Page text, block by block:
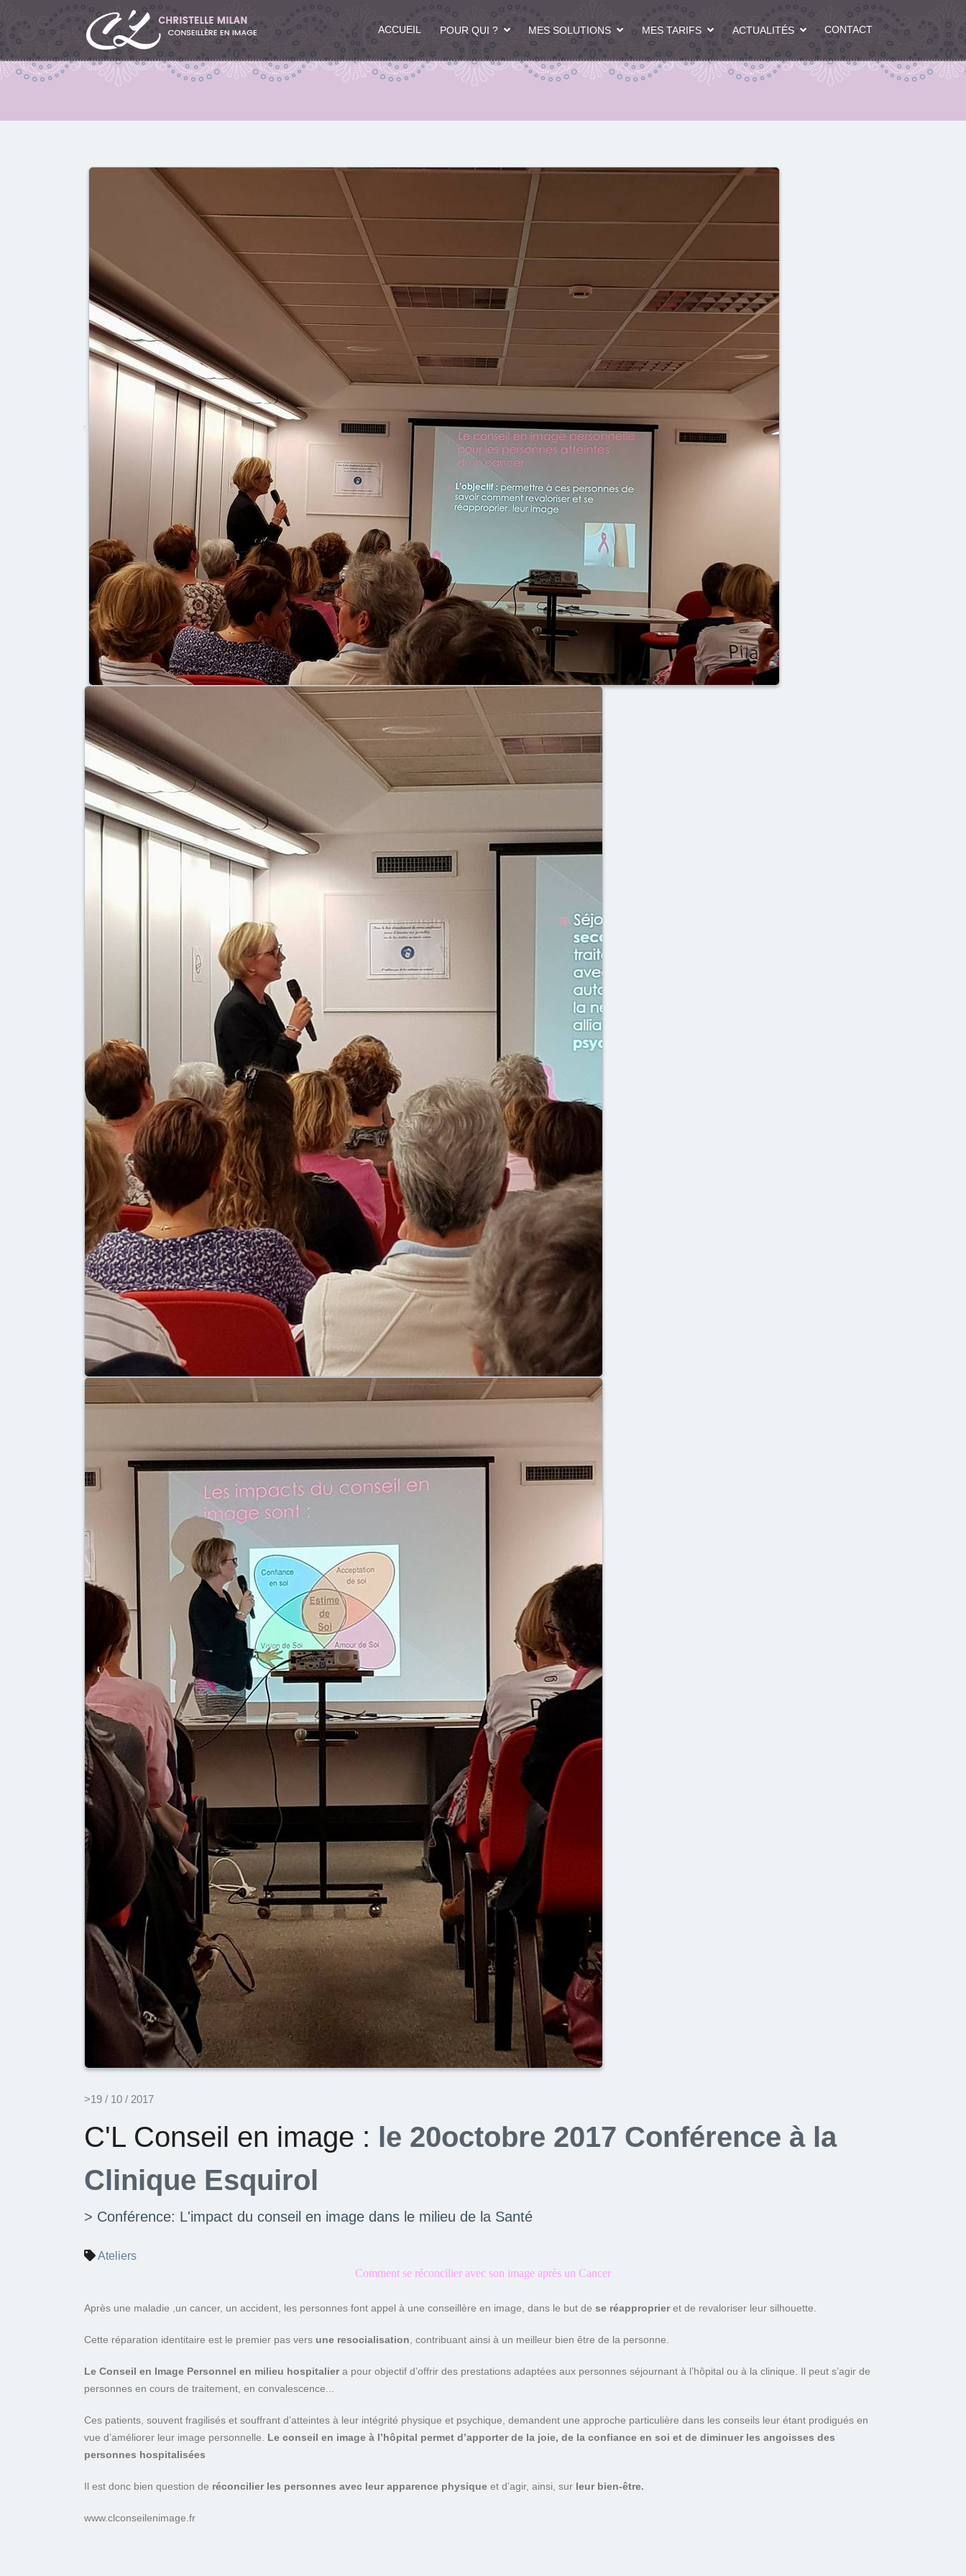
ACCUEIL POUR QUI ? MES SOLUTIONS MES TARIFS ACTUALITÉS CONTACT
>19 / 10 / 2017
C'L Conseil en image : le 20octobre 2017 Conférence à la
Clinique Esquirol
> Conférence: L'impact du conseil en image dans le milieu de la Santé
Ateliers
Comment se réconcilier avec son image après un Cancer
Après une maladie ,un cancer, un accident, les personnes font appel à une conseillère en image, dans le but de se réapproprieret de revaloriser leur silhouette.
Cette réparation identitaire est le premier pas vers une resocialisation , contribuant ainsi à un meilleur bien être de la personne.
Le Conseil en Image Personnel en milieu hospitaliera pour objectif d’offrir des prestations adaptées aux personnes séjournant à l’hôpital ou à la clinique. Il peut s’agir de
personnes en cours de traitement, en convalescence...
Ces patients, souvent fragilisés et souffrant d’atteintes à leur intégrité physique et psychique, demandent une approche particulière dans les conseils leur étant prodigués en
vue d’améliorer leur image personnelle. Le conseil en image à l’hôpital permet d’apporter de la joie, de la confiance en soi et de diminuer les angoisses des
personnes hospitalisées
Il est donc bien question de réconcilier les personnes avec leur apparence physique et d’agir, ainsi, sur leur bien-être.
www.clconseilenimage.fr